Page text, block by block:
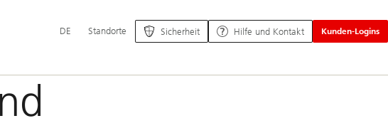
Hauptnavigation
DE Standorte Sicherheit Hilfe und Kontakt Kunden-Logins